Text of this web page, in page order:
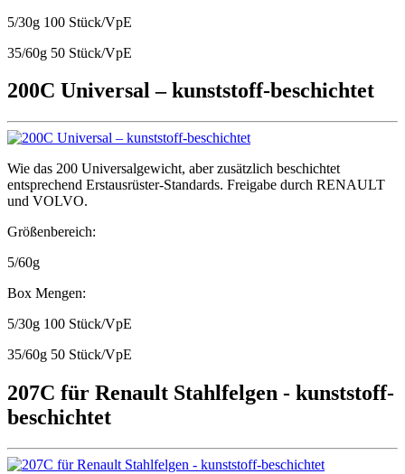
5/30g 100 Stück/VpE
35/60g 50 Stück/VpE
200C Universal – kunststoff-beschichtet
Wie das 200 Universalgewicht, aber zusätzlich beschichtet
entsprechend Erstausrüster-Standards. Freigabe durch RENAULT
und VOLVO.
Größenbereich:
5/60g
Box Mengen:
5/30g 100 Stück/VpE
35/60g 50 Stück/VpE
207C für Renault Stahlfelgen - kunststoff-
beschichtet